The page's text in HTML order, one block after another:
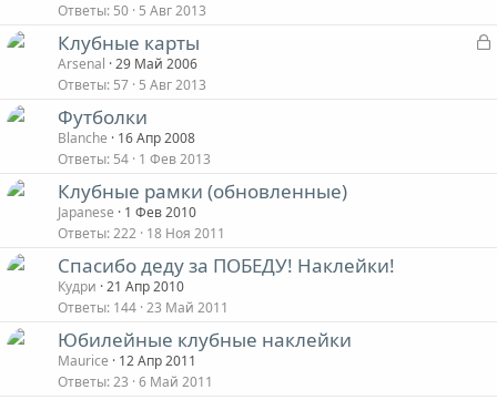
Ответы 50 5 Авг 2013
Клубные карты
Arsenal 29 Май 2006
Ответы 57 5 Авг 2013
Футболки
Blanche
16 Апр 2008
Ответы 54 1 Фев 2013
Клубные рамки (обновленные)
Japanese
1 Фев 2010
Ответы 222 18 Ноя 2011
Спасибо деду за ПОБЕДУ! Наклейки!
Кудри 21 Апр 2010
Ответы 144 23 Май 2011
Юбилейные клубные наклейки
Maurice
12 Апр 2011
Ответы 23 6 Май 2011